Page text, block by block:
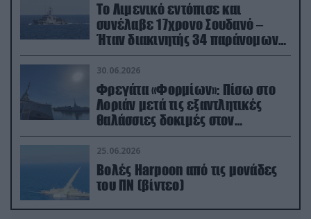
Το Λιμενικό εντόπισε και
συνέλαβε 17χρονο Σουδανό –
Ήταν διακινητής 34 παράνομων
μεταναστών
30.06.2026
Φρεγάτα «Φορμίων»: Πίσω στο
Λοριάν μετά τις εξαντλητικές
θαλάσσιες δοκιμές στον
απαιτητικό Βισκαϊκό
25.06.2026
Βολές Harpoon από τις μονάδες
του ΠΝ (βίντεο)